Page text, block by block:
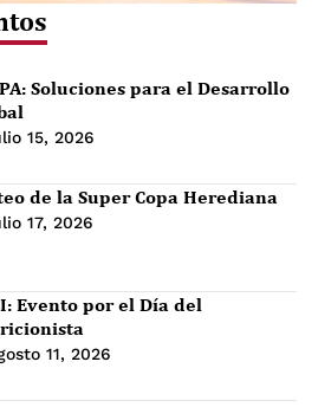
Soluciones para el Desarrollo
15, 2026
de la Super Copa Herediana
17, 2026
Evento por el Día del
11, 2026